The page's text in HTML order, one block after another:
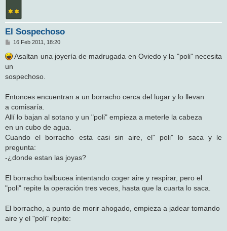
El Sospechoso
M
n
s
a
j
e
16 Feb 2011, 18:20
Asaltan una joyería de madrugada en Oviedo y la "poli" necesita
un
sospechoso.
Entonces encuentran a un borracho cerca del lugar y lo llevan
a comisaría.
Allí lo bajan al sotano y un "poli" empieza a meterle la cabeza
en un cubo de agua.
Cuando el borracho esta casi sin aire, el" poli" lo saca y le
pregunta:
-¿donde estan las joyas?
El borracho balbucea intentando coger aire y respirar, pero el
"poli" repite la operación tres veces, hasta que la cuarta lo saca.
El borracho, a punto de morir ahogado, empieza a jadear tomando
aire y el "poli" repite: